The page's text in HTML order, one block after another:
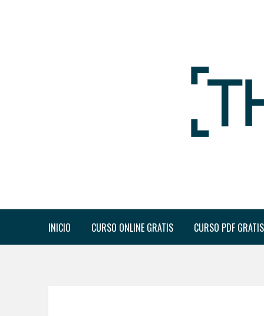
INICIO CURSO ONLINE GRATIS CURSO PDF GRATIS